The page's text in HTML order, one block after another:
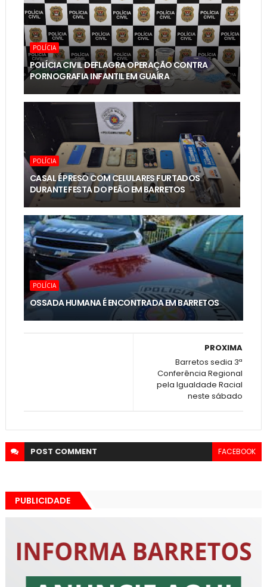
POLÍCIA
POLÍCIA CIVIL DEFLAGRA OPERAÇÃO CONTRA
PORNOGRAFIA INFANTIL EM GUAÍRA
POLÍCIA
CASAL É PRESO COM CELULARES FURTADOS
DURANTE FESTA DO PEÃO EM BARRETOS
POLÍCIA
OSSADA HUMANA É ENCONTRADA EM BARRETOS
PROXIMA
Barretos sedia 3ª
Conferência Regional
pela Igualdade Racial
neste sábado
POST COMMENT FACEBOOK
PUBLICIDADE